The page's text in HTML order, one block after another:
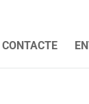
CONTACTE